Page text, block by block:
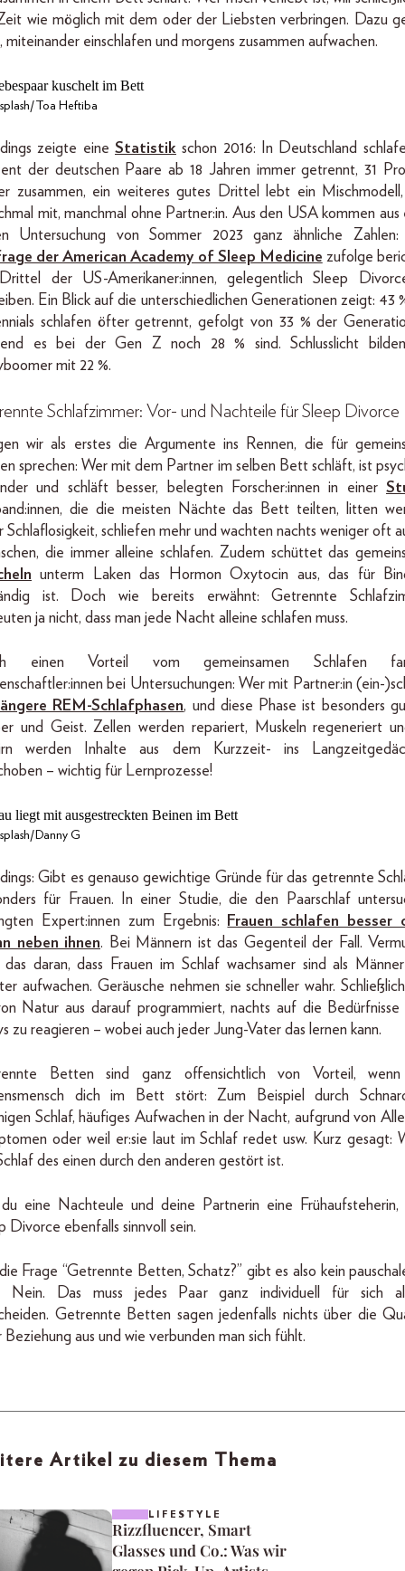
wie möglich mit dem oder der Liebsten verbringen. Dazu
miteinander einschlafen und morgens zusammen aufwachen.
Toa Heftiba
zeigte eine Statistik schon 2016: In Deutschland
der deutschen Paare ab 18 Jahren immer getrennt, 31
zusammen, ein weiteres gutes Drittel lebt ein
mit, manchmal ohne Partner:in. Aus den USA kommen aus
Untersuchung von Sommer 2023 ganz ähnliche
der American Academy of Sleep Medicine zufolge
der US-Amerikaner:innen, gelegentlich Sleep
Ein Blick auf die unterschiedlichen Generationen zeigt: 43
schlafen öfter getrennt, gefolgt von 33 % der
es bei der Gen Z noch 28 % sind. Schlusslicht
mit 22 %.
Schlafzimmer: Vor- und Nachteile für Sleep Divorce
wir als erstes die Argumente ins Rennen, die für
sprechen: Wer mit dem Partner im selben Bett schläft, ist
und schläft besser, belegten Forscher:innen in einer
die die meisten Nächte das Bett teilten, litten
Schlaflosigkeit, schliefen mehr und wachten nachts weniger oft
die immer alleine schlafen. Zudem schüttet das
unterm Laken das Hormon Oxytocin aus, das für
ist. Doch wie bereits erwähnt: Getrennte
ja nicht, dass man jede Nacht alleine schlafen muss.
einen Vorteil vom gemeinsamen Schlafen
bei Untersuchungen: Wer mit Partner:in (ein-
REM-Schlafphasen, und diese Phase ist besonders
und Geist. Zellen werden repariert, Muskeln regeneriert
werden Inhalte aus dem Kurzzeit- ins
– wichtig für Lernprozesse!
Danny G
Gibt es genauso gewichtige Gründe für das getrennte
für Frauen. In einer Studie, die den Paarschlaf
Expert:innen zum Ergebnis:
Frauen schlafen besser
neben ihnen. Bei Männern ist das Gegenteil der Fall.
daran, dass Frauen im Schlaf wachsamer sind als
aufwachen. Geräusche nehmen sie schneller wahr.
Natur aus darauf programmiert, nachts auf die Bedürfnisse
zu reagieren – wobei auch jeder Jung-Vater das lernen kann.
Betten sind ganz offensichtlich von Vorteil,
dich im Bett stört: Zum Beispiel durch
Schlaf, häufiges Aufwachen in der Nacht, aufgrund von
oder weil er:sie laut im Schlaf redet usw. Kurz gesagt:
des einen durch den anderen gestört ist.
eine Nachteule und deine Partnerin eine Frühaufsteherin,
Divorce ebenfalls sinnvoll sein.
Frage “Getrennte Betten, Schatz?” gibt es also kein
Nein. Das muss jedes Paar ganz individuell für sich
Getrennte Betten sagen jedenfalls nichts über die
Beziehung aus und wie verbunden man sich fühlt.
Artikel zu diesem Thema
LIFESTYLE
Rizzfluencer, Smart
Glasses und Co.: Was wir